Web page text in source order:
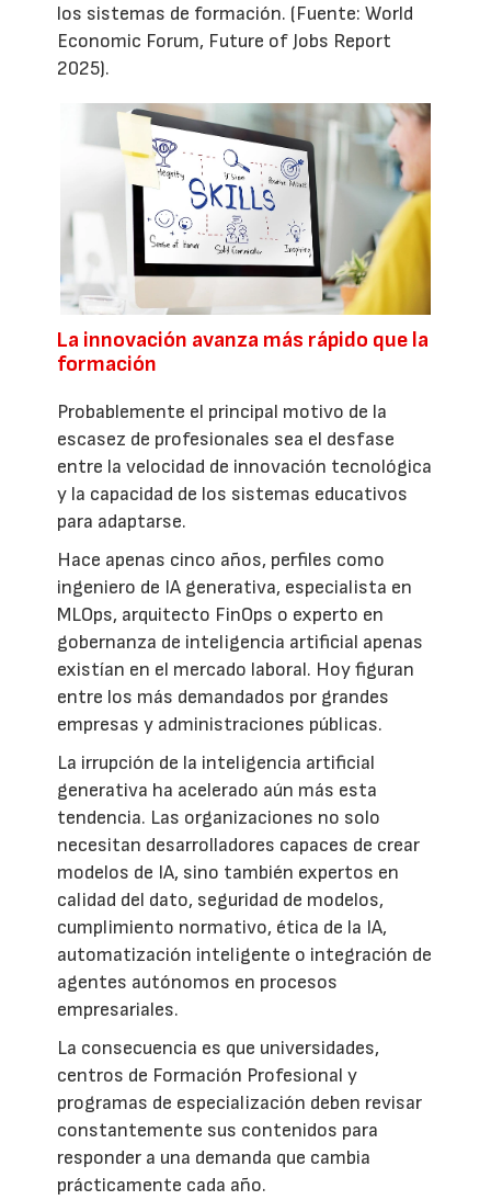
los sistemas de formación. (Fuente: World
Economic Forum, Future of Jobs Report
2025).
La innovación avanza más rápido que la
formación
Probablemente el principal motivo de la
escasez de profesionales sea el desfase
entre la velocidad de innovación tecnológica
y la capacidad de los sistemas educativos
para adaptarse.
Hace apenas cinco años, perfiles como
ingeniero de IA generativa, especialista en
MLOps, arquitecto FinOps o experto en
gobernanza de inteligencia artificial apenas
existían en el mercado laboral. Hoy figuran
entre los más demandados por grandes
empresas y administraciones públicas.
La irrupción de la inteligencia artificial
generativa ha acelerado aún más esta
tendencia. Las organizaciones no solo
necesitan desarrolladores capaces de crear
modelos de IA, sino también expertos en
calidad del dato, seguridad de modelos,
cumplimiento normativo, ética de la IA,
automatización inteligente o integración de
agentes autónomos en procesos
empresariales.
La consecuencia es que universidades,
centros de Formación Profesional y
programas de especialización deben revisar
constantemente sus contenidos para
responder a una demanda que cambia
prácticamente cada año.